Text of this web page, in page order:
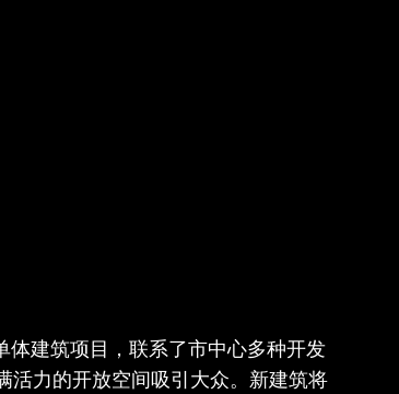
建筑项目，联系了市中心多种开发
活力的开放空间吸引大众。新建筑将